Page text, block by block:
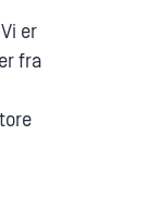
er
fra